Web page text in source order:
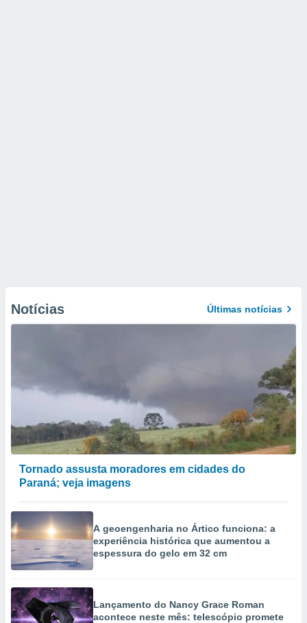
Notícias Últimas notícias
Tornado assusta moradores em cidades do
Paraná; veja imagens
A geoengenharia no Ártico funciona: a
experiência histórica que aumentou a
espessura do gelo em 32 cm
Lançamento do Nancy Grace Roman
acontece neste mês: telescópio promete